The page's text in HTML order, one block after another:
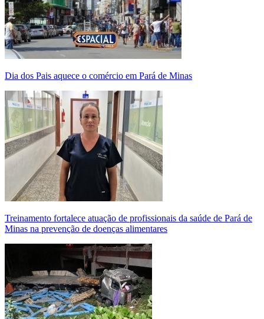
Dia dos Pais aquece o comércio em Pará de Minas
Treinamento fortalece atuação de profissionais da saúde de Pará de
Minas na prevenção de doenças alimentares